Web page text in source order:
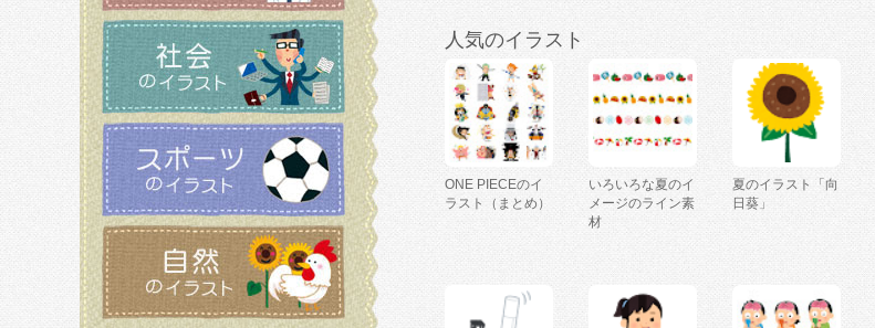
人気のイラスト
ONE PIECEのイ
ラスト（まとめ）
いろいろな夏のイ
メージのライン素
材
夏のイラスト「向
日葵」